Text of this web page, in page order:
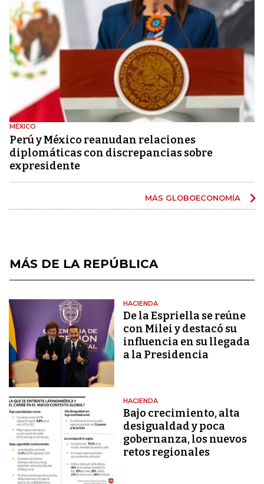
MÉXICO
Perú y México reanudan relaciones
diplomáticas con discrepancias sobre
expresidente
MÁS GLOBOECONOMÍA
MÁS DE LA REPÚBLICA
HACIENDA
De la Espriella se reúne
con Milei y destacó su
influencia en su llegada
a la Presidencia
HACIENDA
Bajo crecimiento, alta
desigualdad y poca
gobernanza, los nuevos
retos regionales